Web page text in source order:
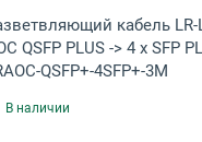
кабель LR-
QSFP PLUS -> 4 x SFP
QSFP+-4SFP+-3M
В наличии